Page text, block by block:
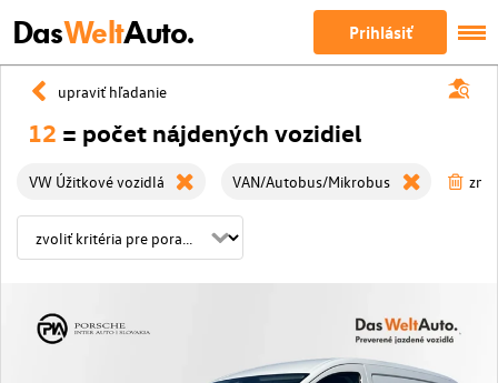
DasWeltAuto. Prihlásiť
upraviť hľadanie
12 = počet nájdených vozidiel
VW Úžitkové vozidlá VAN/Autobus/Mikrobus